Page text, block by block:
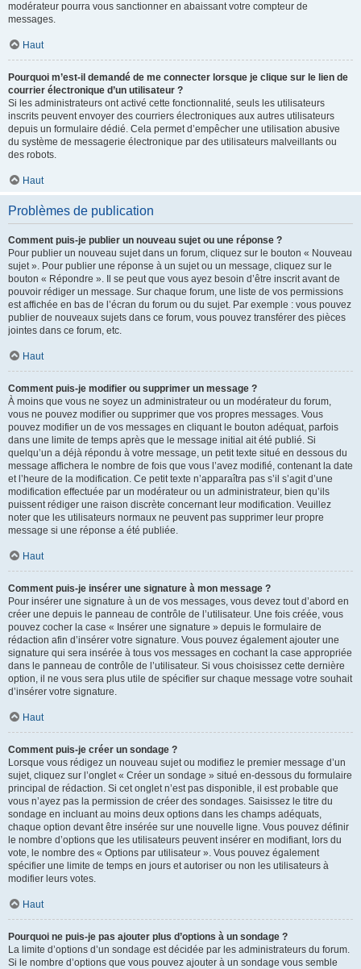
modérateur pourra vous sanctionner en abaissant votre compteur de
messages.
Haut
Pourquoi m’est-il demandé de me connecter lorsque je clique sur le lien de
courrier électronique d’un utilisateur ?
Si les administrateurs ont activé cette fonctionnalité, seuls les utilisateurs
inscrits peuvent envoyer des courriers électroniques aux autres utilisateurs
depuis un formulaire dédié. Cela permet d’empêcher une utilisation abusive
du système de messagerie électronique par des utilisateurs malveillants ou
des robots.
Haut
Problèmes de publication
Comment puis-je publier un nouveau sujet ou une réponse ?
Pour publier un nouveau sujet dans un forum, cliquez sur le bouton « Nouveau
sujet ». Pour publier une réponse à un sujet ou un message, cliquez sur le
bouton « Répondre ». Il se peut que vous ayez besoin d’être inscrit avant de
pouvoir rédiger un message. Sur chaque forum, une liste de vos permissions
est affichée en bas de l’écran du forum ou du sujet. Par exemple : vous pouvez
publier de nouveaux sujets dans ce forum, vous pouvez transférer des pièces
jointes dans ce forum, etc.
Haut
Comment puis-je modifier ou supprimer un message ?
À moins que vous ne soyez un administrateur ou un modérateur du forum,
vous ne pouvez modifier ou supprimer que vos propres messages. Vous
pouvez modifier un de vos messages en cliquant le bouton adéquat, parfois
dans une limite de temps après que le message initial ait été publié. Si
quelqu’un a déjà répondu à votre message, un petit texte situé en dessous du
message affichera le nombre de fois que vous l’avez modifié, contenant la date
et l’heure de la modification. Ce petit texte n’apparaîtra pas s’il s’agit d’une
modification effectuée par un modérateur ou un administrateur, bien qu’ils
puissent rédiger une raison discrète concernant leur modification. Veuillez
noter que les utilisateurs normaux ne peuvent pas supprimer leur propre
message si une réponse a été publiée.
Haut
Comment puis-je insérer une signature à mon message ?
Pour insérer une signature à un de vos messages, vous devez tout d’abord en
créer une depuis le panneau de contrôle de l’utilisateur. Une fois créée, vous
pouvez cocher la case « Insérer une signature » depuis le formulaire de
rédaction afin d’insérer votre signature. Vous pouvez également ajouter une
signature qui sera insérée à tous vos messages en cochant la case appropriée
dans le panneau de contrôle de l’utilisateur. Si vous choisissez cette dernière
option, il ne vous sera plus utile de spécifier sur chaque message votre souhait
d’insérer votre signature.
Haut
Comment puis-je créer un sondage ?
Lorsque vous rédigez un nouveau sujet ou modifiez le premier message d’un
sujet, cliquez sur l’onglet « Créer un sondage » situé en-dessous du formulaire
principal de rédaction. Si cet onglet n’est pas disponible, il est probable que
vous n’ayez pas la permission de créer des sondages. Saisissez le titre du
sondage en incluant au moins deux options dans les champs adéquats,
chaque option devant être insérée sur une nouvelle ligne. Vous pouvez définir
le nombre d’options que les utilisateurs peuvent insérer en modifiant, lors du
vote, le nombre des « Options par utilisateur ». Vous pouvez également
spécifier une limite de temps en jours et autoriser ou non les utilisateurs à
modifier leurs votes.
Haut
Pourquoi ne puis-je pas ajouter plus d’options à un sondage ?
La limite d’options d’un sondage est décidée par les administrateurs du forum.
Si le nombre d’options que vous pouvez ajouter à un sondage vous semble